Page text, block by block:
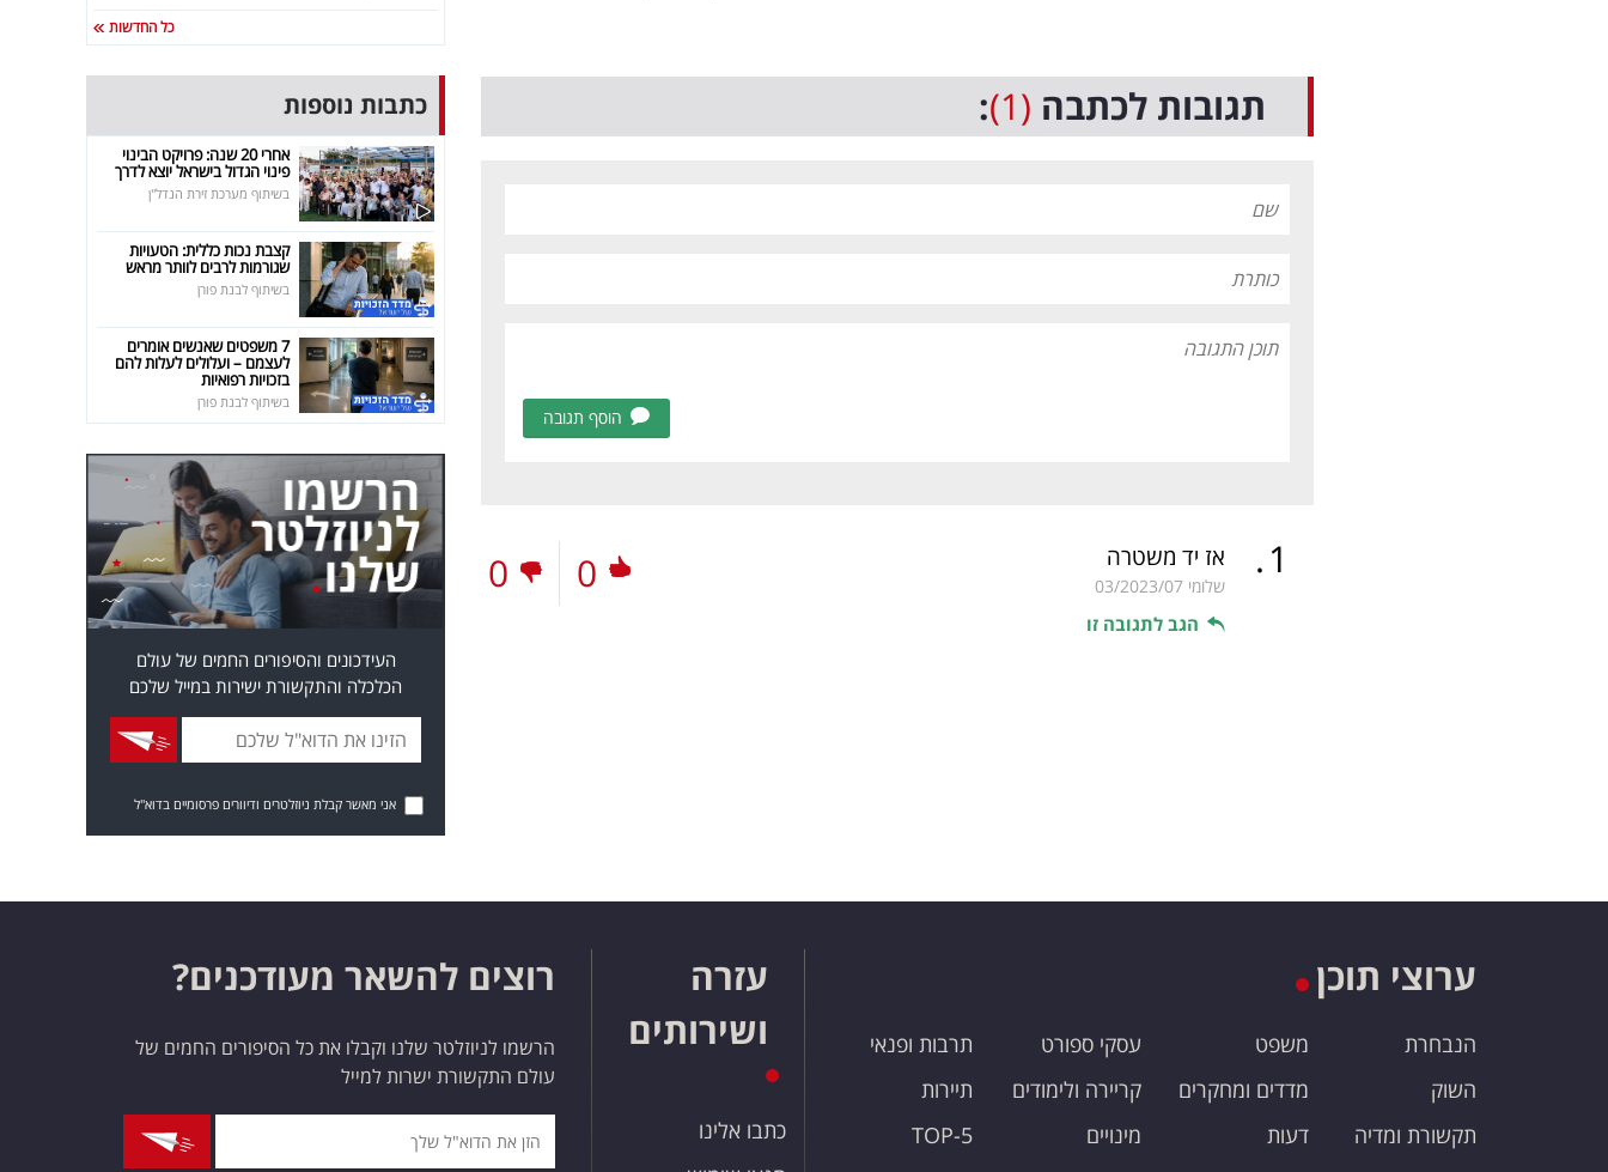
תגובות לכתבה (1)
:
הוסף תגובה
1
. אז יד משטרה
שלומי 03/2023/07
הגב לתגובה זו
0
0
כל החדשות
כתבות נוספות
אחרי 20 שנה: פרויקט הבינוי
פינוי הגדול בישראל יוצא לדרך
בשיתוף מערכת זירת הנדל"ן
קצבת נכות כללית: הטעויות
שגורמות לרבים לוותר מראש
בשיתוף לבנת פורן
7 משפטים שאנשים אומרים
לעצמם – ועלולים לעלות להם
בזכויות רפואיות
בשיתוף לבנת פורן
העידכונים והסיפורים החמים של עולם
הכלכלה והתקשורת ישירות במייל שלכם
אני מאשר קבלת ניוזלטרים ודיוורים פרסומיים בדוא"ל
ערוצי תוכן
הנבחרת
השוק
תקשורת ומדיה
משפט
מדדים ומחקרים
דעות
עסקי ספורט
קריירה ולימודים
מינויים
תרבות ופנאי
תיירות
TOP-5
עזרה
ושירותים
כתבו אלינו
רוצים להשאר מעודכנים?
הרשמו לניוזלטר שלנו וקבלו את כל הסיפורים החמים של
עולם התקשורת ישרות למייל